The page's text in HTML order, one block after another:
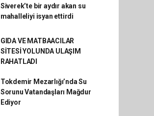
Siverek’te bir aydır akan su
mahalleliyi isyan ettirdi
GIDA VE MATBAACILAR
SİTESİ YOLUNDA ULAŞIM
RAHATLADI
Tokdemir Mezarlığı’nda Su
Sorunu Vatandaşları Mağdur
Ediyor